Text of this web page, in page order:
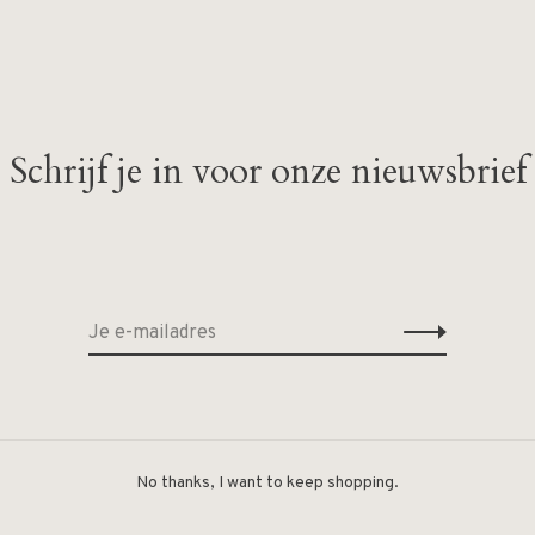
Geen producten
Schrijf je in voor onze nieuwsbrief
No thanks, I want to keep shopping.